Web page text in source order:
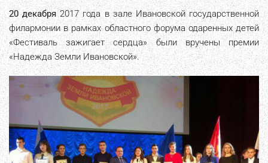
20 декабря2017 года в зале Ивановской государственной
филармонии в рамках областного форума одаренных детей
«Фестиваль зажигает сердца» были вручены премии
«Надежда Земли Ивановской».